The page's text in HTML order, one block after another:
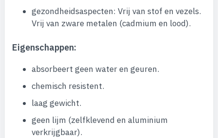
gezondheidsaspecten: Vrij van stof en vezels.
Vrij van zware metalen (cadmium en lood).
Eigenschappen:
absorbeert geen water en geuren.
chemisch resistent.
laag gewicht.
geen lijm (zelfklevend en aluminium
verkrijgbaar).